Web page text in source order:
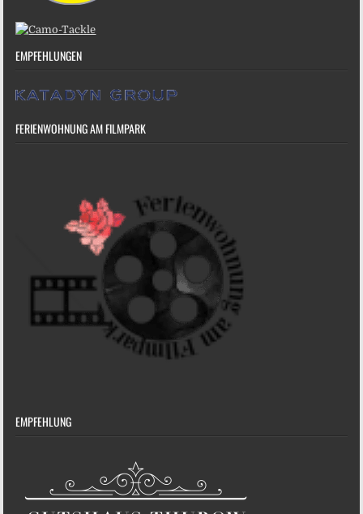
EMPFEHLUNGEN
FERIENWOHNUNG AM FILMPARK
EMPFEHLUNG